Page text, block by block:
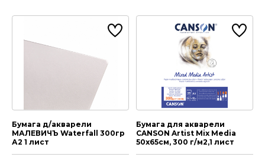
Бумага д/акварели
МАЛЕВИЧЪ Waterfall 300гр
А2 1 лист
Бумага для акварели
CANSON Artist Mix Media
50х65см, 300 г/м2,1 лист